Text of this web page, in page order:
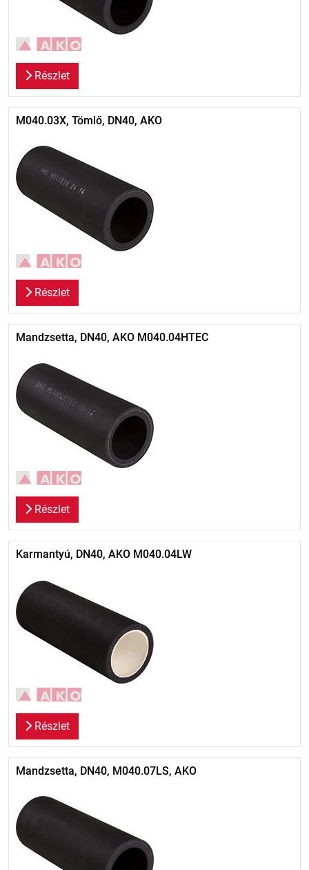
Részlet
M040.03X, Tömlő, DN40, AKO
Részlet
Mandzsetta, DN40, AKO M040.04HTEC
Részlet
Karmantyú, DN40, AKO M040.04LW
Részlet
Mandzsetta, DN40, M040.07LS, AKO